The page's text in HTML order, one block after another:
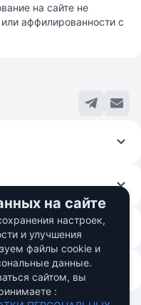
на сайте не
аффилированности с
© 2026 Fincom Teh Ltd.
на сайте
настроек,
и улучшения
файлы cookie и
данные.
сайтом, вы
: